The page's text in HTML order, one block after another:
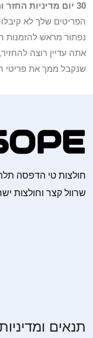
30 יום מדיניות החזר והחזר כספי
נפתור מראש להזמנות
אתה עדיין רוצה
שנקבל ממך את פריטי
חולצות טי הדפסה
שרוול קצר וחולצות
תנאים